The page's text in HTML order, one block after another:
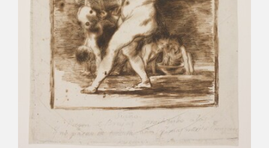
ACTIVIDADES
ACTUALIDAD
SALA DE PRENSA
BLOG CUADERNO ITALIANO